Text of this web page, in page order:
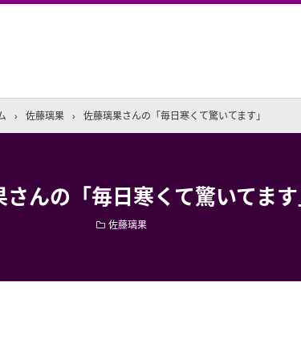
› 佐藤璃果 › 佐藤璃果さんの「毎日寒くて驚いてます」
さんの「毎日寒くて驚いてま
佐藤璃果